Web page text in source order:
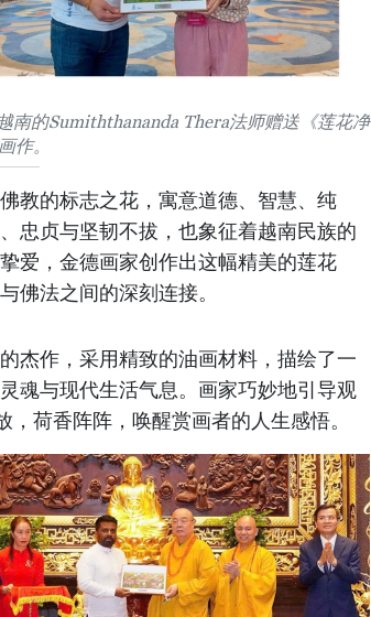
南的Sumiththananda Thera法师赠送《莲花净
作。
教的标志之花，寓意道德、智慧、纯
忠贞与坚韧不拔，也象征着越南民族的
爱，金德画家创作出这幅精美的莲花
佛法之间的深刻连接。
杰作，采用精致的油画材料，描绘了一
魂与现代生活气息。画家巧妙地引导观
荷香阵阵，唤醒赏画者的人生感悟。